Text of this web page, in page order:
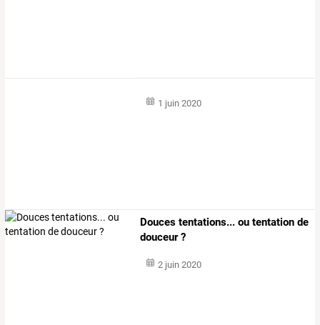
1 juin 2020
Douces tentations... ou tentation de
douceur ?
2 juin 2020